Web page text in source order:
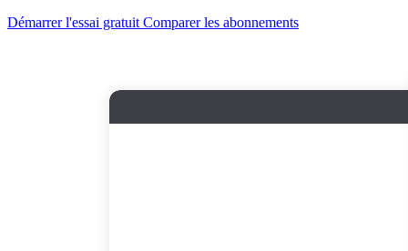
Démarrer l'essai gratuit Comparer les abonnements